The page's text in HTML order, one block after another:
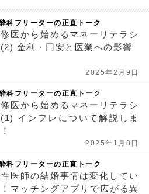
科フリーターの正直トーク
医から始めるマネーリテラシ
金利・円安と医業への影響
2025年2月9日
科フリーターの正直トーク
医から始めるマネーリテラシ
インフレについて解説しま
2025年1月8日
科フリーターの正直トーク
医師の結婚事情は変化してい
マッチングアプリで広がる異